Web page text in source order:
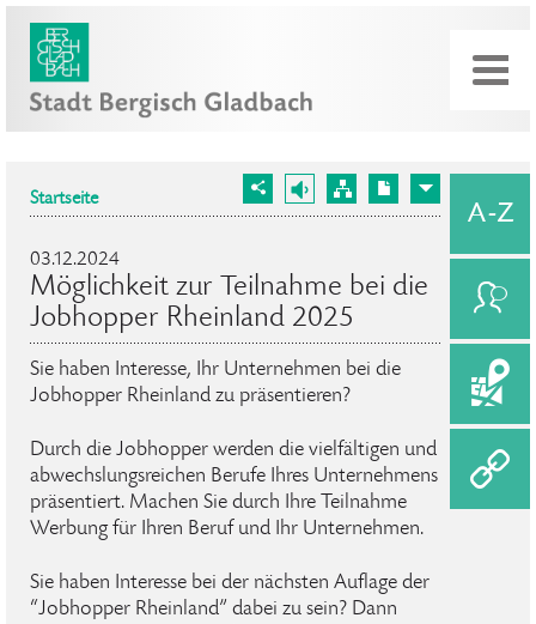
Startseite
03.12.2024
Möglichkeit zur Teilnahme bei die
Jobhopper Rheinland 2025
Sie haben Interesse, Ihr Unternehmen bei die
Jobhopper Rheinland zu präsentieren?
Durch die Jobhopper werden die vielfältigen und
abwechslungsreichen Berufe Ihres Unternehmens
präsentiert. Machen Sie durch Ihre Teilnahme
Werbung für Ihren Beruf und Ihr Unternehmen.
Sie haben Interesse bei der nächsten Auflage der
“Jobhopper Rheinland” dabei zu sein? Dann